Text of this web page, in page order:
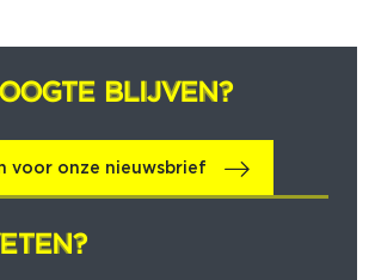
BLIJVEN?
BLIJVEN?
voor onze nieuwsbrief